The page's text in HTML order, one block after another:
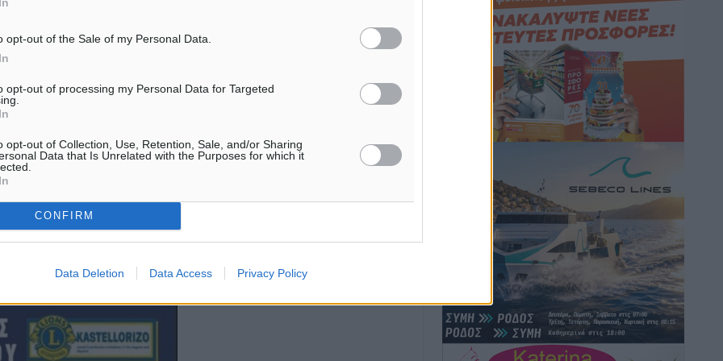
opt-out of the Sale of my Personal Data.
opt-out of processing my Personal Data for Targeted
opt-out of Collection, Use, Retention, Sale, and/or Sharing
Data that Is Unrelated with the Purposes for which it
CONFIRM
Data Deletion Data Access Privacy Policy
Καραγκούνη αλλά
να παραβρεθούν.
και ο
αποστολή που θα
θα δώσουν αγώνα
Καστελλόριζου το
και να
στο ελληνικό
Hotels – Χατζηλαζάρου – Προχωρά
καινούργιο ξενοδοχείο στην Κω
Τοπικές Ειδήσεις• πριν 4 ώρες
Αυτοκίνητο μπήκε παράνομα σε
μονόδρομο στο Μαστιχάρι –
Αναποδογύρισε όχημα με μητέρα και
πριν 4 ώρες
“Η Ευρώπη αντιμετώπιζε το
προσφυγικό σαν ταινία τρόμου” – Η
συγκλονιστική μαρτυρία της Χαρούλας
Γιασιράνη στον RV για τα γεγονότα που
οδήγησαν στο Σύμφωνο της Λέρου
Τοπικές Ειδήσεις• πριν 4 ώρες
Συναυλία με τον Γιάννη Κότσιρα στις